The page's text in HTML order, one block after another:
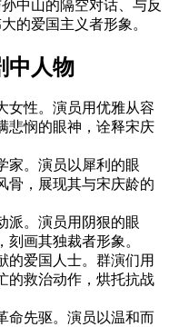
中山的隔空对话、与反
的爱国主义者形象。
中人物
女性。演员用优雅从容
悲悯的眼神，诠释宋庆
家。演员以犀利的眼
骨，展现其与宋庆龄的
派。演员用阴狠的眼
画其独裁者形象。
的爱国人士。群演们用
的救治动作，烘托抗战
命先驱。演员以温和而